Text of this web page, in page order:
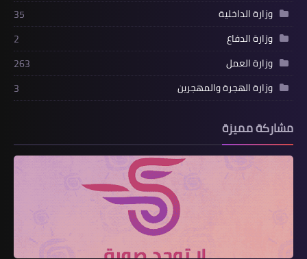
وزارة الداخلية
35
وزارة الدفاع
2
وزارة العمل
263
وزارة الهجرة والمهجرين
3
مشاركة مميزة